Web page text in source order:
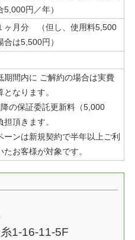
5,000円／年）
ヶ月分 （但し、使用料5,500
合は5,500円）
期間内に ご解約の場合は実費
となります。
の保証委託更新料（5,000
担頂きます。
ンは新規契約で半年以上ご利
たお客様が対象です。
1-16-11-5F